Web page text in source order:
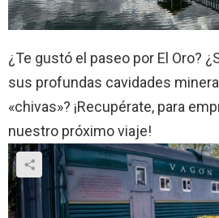
¿Te gustó el paseo por El Oro?
sus profundas cavidades
«chivas»? ¡Recupérate, para
nuestro próximo viaje!